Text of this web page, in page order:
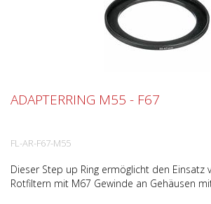
ADAPTERRING M55 - F67
FL-AR-F67-M55
Dieser Step up Ring ermöglicht den Einsatz
Rotfiltern mit M67 Gewinde an Gehäusen